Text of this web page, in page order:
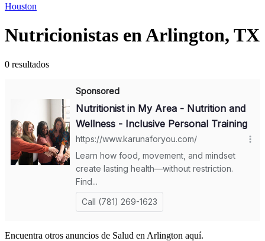
Houston
Nutricionistas en Arlington, TX
0 resultados
Encuentra otros anuncios de Salud en Arlington aquí.